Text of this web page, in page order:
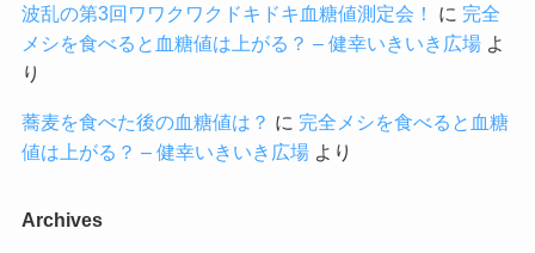
波乱の第3回ワワクワクドキドキ血糖値測定会！ に 完全
メシを食べると血糖値は上がる？ – 健幸いきいき広場よ
り
蕎麦を食べた後の血糖値は？ に 完全メシを食べると血糖
値は上がる？ – 健幸いきいき広場より
Archives